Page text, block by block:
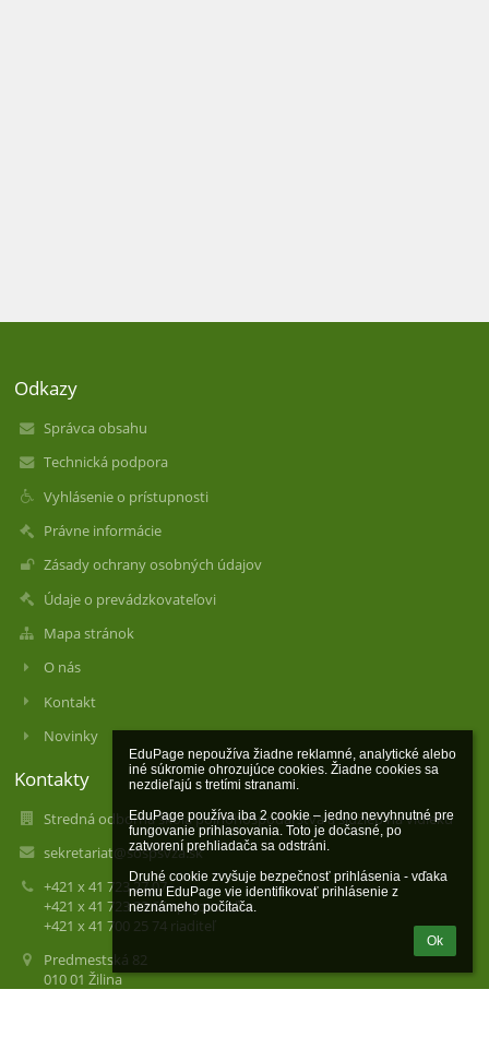
EduPage nepoužíva žiadne reklamné, analytické alebo
iné súkromie ohrozujúce cookies. Žiadne cookies sa
nezdieľajú s tretími stranami.
EduPage používa iba 2 cookie – jedno nevyhnutné pre
fungovanie prihlasovania. Toto je dočasné, po
zatvorení prehliadača sa odstráni.
Druhé cookie zvyšuje bezpečnosť prihlásenia - vďaka
nemu EduPage vie identifikovať prihlásenie z
neznámeho počítača.
Ok
Odkazy
Správca obsahu
Technická podpora
Vyhlásenie o prístupnosti
Právne informácie
Zásady ochrany osobných údajov
Údaje o prevádzkovateľovi
Mapa stránok
O nás
Kontakt
Novinky
Kontakty
Stredná odborná škola poľnohospodárstva a služieb na vidieku
sekretariat@sospsvza.sk
+421 x 41 723 27 07
+421 x 41 723 23 65 spojovateľka
+421 x 41 700 25 74 riaditeľ
Predmestská 82
010 01 Žilina